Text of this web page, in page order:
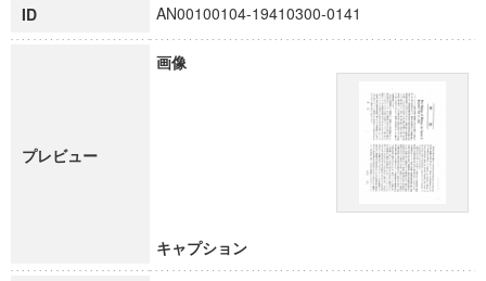
ID AN00100104-19410300-0141
プレビュー
画像
キャプション